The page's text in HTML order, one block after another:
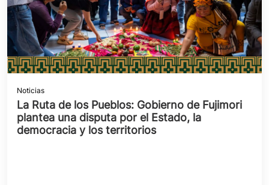
Noticias
La Ruta de los Pueblos: Gobierno de Fujimori
plantea una disputa por el Estado, la
democracia y los territorios